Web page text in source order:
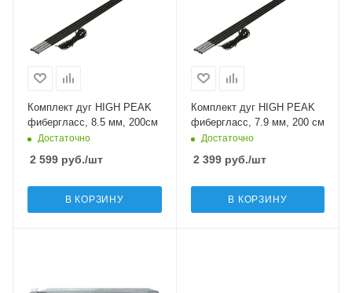
Комплект дуг HIGH PEAK
фибергласс, 8.5 мм, 200см
Достаточно
2 599 руб./шт
В КОРЗИНУ
Комплект дуг HIGH PEAK
фибергласс, 7.9 мм, 200 см
Достаточно
2 399руб./шт
В КОРЗИНУ